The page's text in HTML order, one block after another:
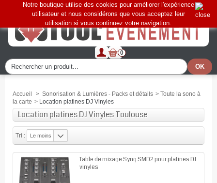
0
Notre boutique utilise des cookies pour améliorer l'expérience
utilisateur et nous considérons que vous acceptez leur
utilisation si vous continuez votre navigation.
Accueil > Sonorisation & Lumières - Packs et détails > Toute la sono à
la carte > Location platines DJ Vinyles
Location platines DJ Vinyles Toulouse
Tri :
Le moins
Table de mixage Synq SMD2 pour platines DJ
vinyles